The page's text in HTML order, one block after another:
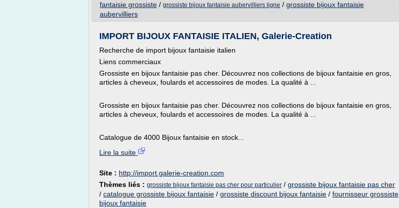
fantaisie grossiste / grossiste bijoux fantaisie aubervilliers ligne / grossiste bijoux fantaisie
aubervilliers
IMPORT BIJOUX FANTAISIE ITALIEN, Galerie-Creation
Recherche de import bijoux fantaisie italien
Liens commerciaux
Grossiste en bijoux fantaisie pas cher. Découvrez nos collections de bijoux fantaisie en gros,
articles à cheveux, foulards et accessoires de modes. La qualité à ...
Grossiste en bijoux fantaisie pas cher. Découvrez nos collections de bijoux fantaisie en gros,
articles à cheveux, foulards et accessoires de modes. La qualité à ...
Catalogue de 4000 Bijoux fantaisie en stock...
Lire la suite
Site : http://import.galerie-creation.com
Thèmes liés : grossiste bijoux fantaisie pas cher pour particulier / grossiste bijoux fantaisie pas cher
/ catalogue grossiste bijoux fantaisie / grossiste discount bijoux fantaisie / fournisseur grossiste
bijoux fantaisie